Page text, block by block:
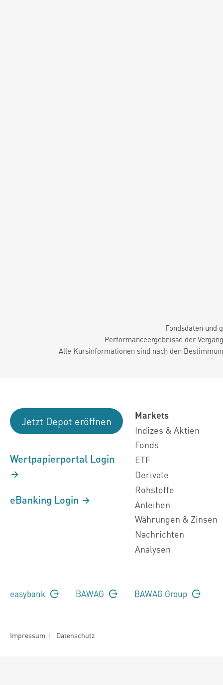
Fondsdaten und
Performanceergebnisse der
Alle Kursinformationen sind nach den
Jetzt Depot eröffnen
Wertpapierportal Login
eBanking Login
Markets
Indizes & Aktien
Fonds
ETF
Derivate
Rohstoffe
Anleihen
Währungen & Zinsen
Nachrichten
Analysen
easybank BAWAG BAWAG Group
Impressum | Datenschutz